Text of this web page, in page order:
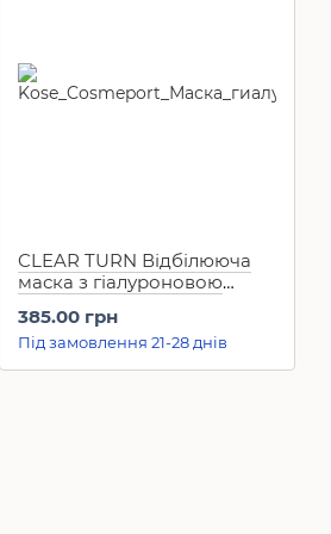
CLEAR TURN Відбілююча
маска з гіалуроновою
KOSE White Mask HA (5 шт)
385.00 грн
Під замовлення 21-28 днів